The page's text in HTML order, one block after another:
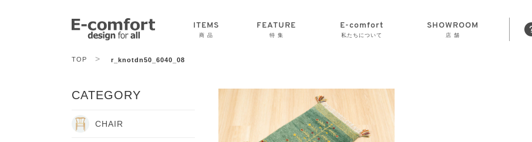
ITEMS
商 品
FEATURE
特 集
E-comfort
私たちについて
いて
SHOWROOM
店 舗
TOP > r_knotdn50_6040_08
CATEGORY
CHAIR